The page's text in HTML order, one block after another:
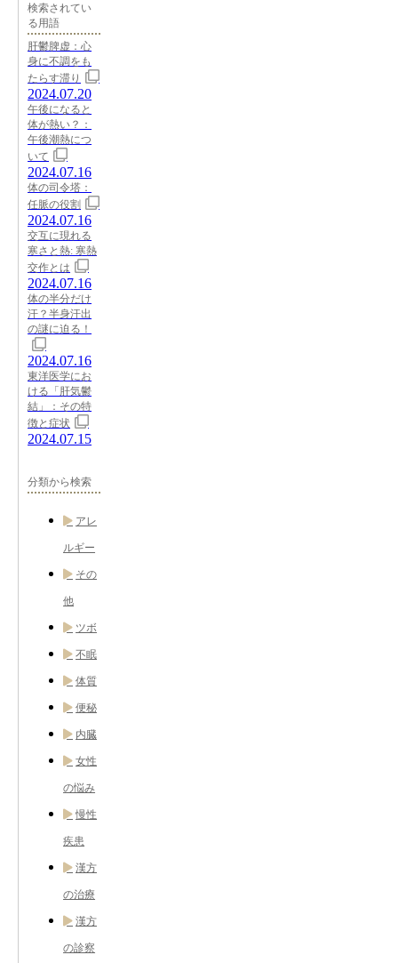
検索されてい
る用語
肝鬱脾虚：心
身に不調をも
たらす滞り
2024.07.20
午後になると
体が熱い？：
午後潮熱につ
いて
2024.07.16
体の司令塔：
任脈の役割
2024.07.16
交互に現れる
寒さと熱: 寒熱
交作とは
2024.07.16
体の半分だけ
汗？半身汗出
の謎に迫る！
2024.07.16
東洋医学にお
ける「肝気鬱
結」：その特
徴と症状
2024.07.15
分類から検索
アレ
ルギー
その
他
ツボ
不眠
体質
便秘
内臓
女性
の悩み
慢性
疾患
漢方
の治療
漢方
の診察